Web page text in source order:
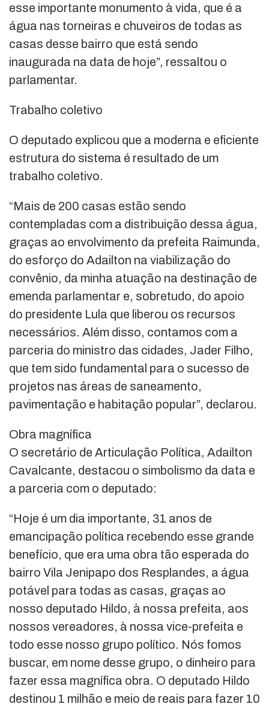
esse importante monumento à vida, que é a
água nas torneiras e chuveiros de todas as
casas desse bairro que está sendo
inaugurada na data de hoje”, ressaltou o
parlamentar.
Trabalho coletivo
O deputado explicou que a moderna e eficiente
estrutura do sistema é resultado de um
trabalho coletivo.
“Mais de 200 casas estão sendo
contempladas com a distribuição dessa água,
graças ao envolvimento da prefeita Raimunda,
do esforço do Adailton na viabilização do
convênio, da minha atuação na destinação de
emenda parlamentar e, sobretudo, do apoio
do presidente Lula que liberou os recursos
necessários. Além disso, contamos com a
parceria do ministro das cidades, Jader Filho,
que tem sido fundamental para o sucesso de
projetos nas áreas de saneamento,
pavimentação e habitação popular”, declarou.
Obra magnífica
O secretário de Articulação Política, Adailton
Cavalcante, destacou o simbolismo da data e
a parceria com o deputado:
“Hoje é um dia importante, 31 anos de
emancipação política recebendo esse grande
benefício, que era uma obra tão esperada do
bairro Vila Jenipapo dos Resplandes, a água
potável para todas as casas, graças ao
nosso deputado Hildo, à nossa prefeita, aos
nossos vereadores, à nossa vice-prefeita e
todo esse nosso grupo político. Nós fomos
buscar, em nome desse grupo, o dinheiro para
fazer essa magnífica obra. O deputado Hildo
destinou 1 milhão e meio de reais para fazer 10